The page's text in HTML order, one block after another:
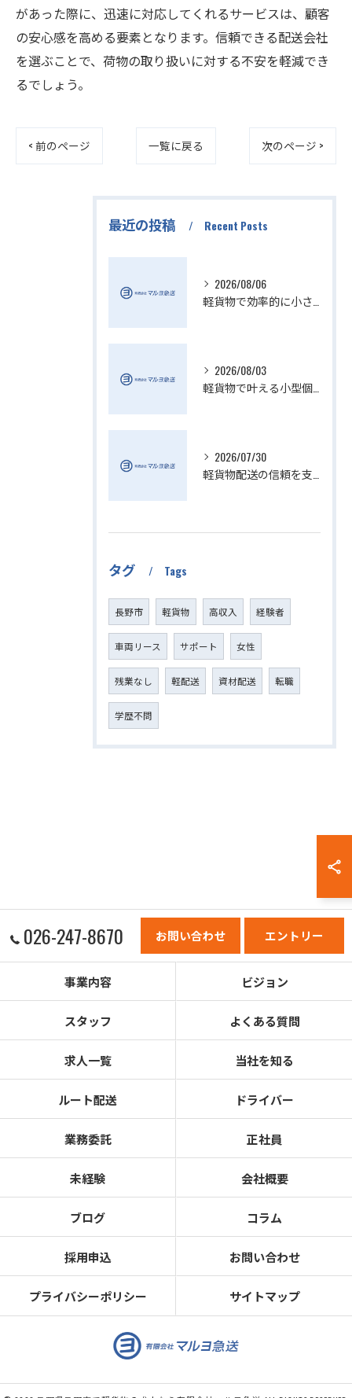
があった際に、迅速に対応してくれるサービスは、顧客
の安心感を高める要素となります。信頼できる配送会社
を選ぶことで、荷物の取り扱いに対する不安を軽減でき
るでしょう。
< 前のページ 一覧に戻る 次のページ >
最近の投稿 Recent Posts
2026/08/06
2026/08/03
2026/07/30
タグ Tags
長野市 軽貨物 高収入 経験者
車両リース サポート 女性
残業なし 軽配送 資材配送 転職
学歴不問
026-247-8670 お問い合わせ エントリー
事業内容 ビジョン
スタッフ よくある質問
求人一覧 当社を知る
ルート配送 ドライバー
業務委託 正社員
未経験 会社概要
ブログ コラム
採用申込 お問い合わせ
プライバシーポリシー サイトマップ